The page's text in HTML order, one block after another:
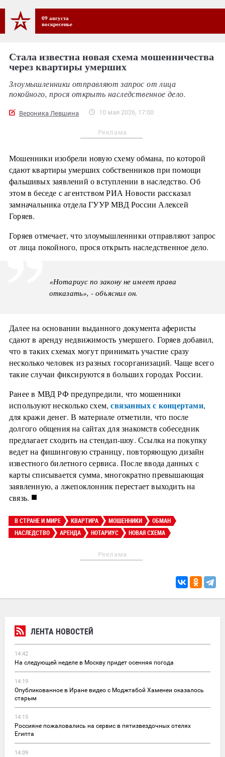
09 августа
воскресенье
ЛЕНТА НОВОСТЕЙ
14:42
На следующей неделе в Москву придет осенняя погода
14:19
Опубликованное в Иране видео с Моджтабой Хаменеи оказалось
старым
14:15
Россияне пожаловались на сервис в пятизвездочных отелях
Египта
14:09
Стала известна новая схема мошенничества
через квартиры умерших
Злоумышленники отправляют запрос от лица
покойного, прося открыть наследственное дело.
Вероника Левшина 10 мая 2026, 17:00
Реклама
Мошенники изобрели новую схему обмана, по которой
сдают квартиры умерших собственников при помощи
фальшивых заявлений о вступлении в наследство. Об
этом в беседе с агентством РИА Новости рассказал
замначальника отдела ГУУР МВД России Алексей
Горяев.
Горяев отмечает, что злоумышленники отправляют запрос
от лица покойного, прося открыть наследственное дело.
«Нотариус по закону не имеет права
отказать», - объяснил он.
Далее на основании выданного документа аферисты
сдают в аренду недвижимость умершего. Горяев добавил,
что в таких схемах могут принимать участие сразу
несколько человек из разных госорганизаций. Чаще всего
такие случаи фиксируются в больших городах России.
Ранее в МВД РФ предупредили, что мошенники
используют несколько схем,связанных с концертами,
для кражи денег. В материале отметили, что после
долгого общения на сайтах для знакомств собеседник
предлагает сходить на стендап-шоу. Ссылка на покупку
ведет на фишинговую страницу, повторяющую дизайн
известного билетного сервиса. После ввода данных с
карты списывается сумма, многократно превышающая
заявленную, а лжепоклонник перестает выходить на
связь. ■
В СТРАНЕ И МИРЕ КВАРТИРА МОШЕННИКИ
ОБМАН
НАСЛЕДСТВО
АРЕНДА НОТАРИУС НОВАЯ СХЕМА
Реклама